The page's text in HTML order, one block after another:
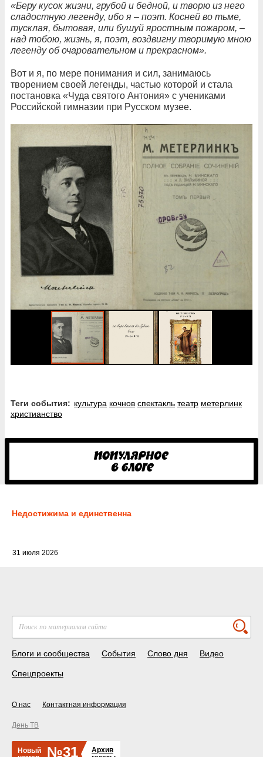
«Беру кусок жизни, грубой и бедной, и творю из него
сладостную легенду, ибо я – поэт. Косней во тьме,
тусклая, бытовая, или бушуй яростным пожаром, –
над тобою, жизнь, я, поэт, воздвигну творимую мною
легенду об очаровательном и прекрасном».
Вот и я, по мере понимания и сил, занимаюсь
творением своей легенды, частью которой и стала
постановка «Чуда святого Антония» с учениками
Российской гимназии при Русском музее.
Теги события: культура кочнов спектакль театр метерлинк
христианство
Недостижима и единственна
31 июля 2026
Блоги и сообщества События Слово дня Видео
Спецпроекты
О нас Контактная информация
День ТВ
Новый
№31
Архив